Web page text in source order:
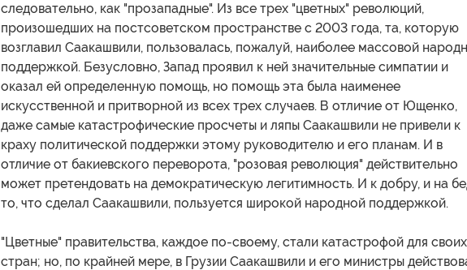
следовательно, как "прозападные". Из все трех "цветных" революций,
произошедших на постсоветском пространстве с 2003 года, та, которую
возглавил Саакашвили, пользовалась, пожалуй, наиболее массовой
поддержкой. Безусловно, Запад проявил к ней значительные симпатии и
оказал ей определенную помощь, но помощь эта была наименее
искусственной и притворной из всех трех случаев. В отличие от Ющенко,
даже самые катастрофические просчеты и ляпы Саакашвили не привели к
краху политической поддержки этому руководителю и его планам. И в
отличие от бакиевского переворота, "розовая революция" действительно
может претендовать на демократическую легитимность. И к добру, и на
то, что сделал Саакашвили, пользуется широкой народной поддержкой.
"Цветные" правительства, каждое по-своему, стали катастрофой для своих
стран; но, по крайней мере, в Грузии Саакашвили и его министры